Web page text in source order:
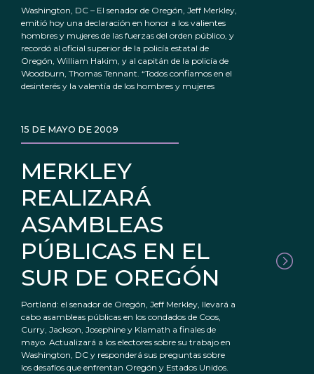
Washington, DC – El senador de Oregón, Jeff Merkley,
emitió hoy una declaración en honor a los valientes
hombres y mujeres de las fuerzas del orden público, y
recordó al oficial superior de la policía estatal de
Oregón, William Hakim, y al capitán de la policía de
Woodburn, Thomas Tennant. “Todos confiamos en el
desinterés y la valentía de los hombres y mujeres
MERKLEY
REALIZARÁ
ASAMBLEAS
PÚBLICAS EN EL
SUR DE OREGÓN
15 DE MAYO DE 2009
Portland: el senador de Oregón, Jeff Merkley, llevará a
cabo asambleas públicas en los condados de Coos,
Curry, Jackson, Josephine y Klamath a finales de
mayo. Actualizará a los electores sobre su trabajo en
Washington, DC y responderá sus preguntas sobre
los desafíos que enfrentan Oregón y Estados Unidos.